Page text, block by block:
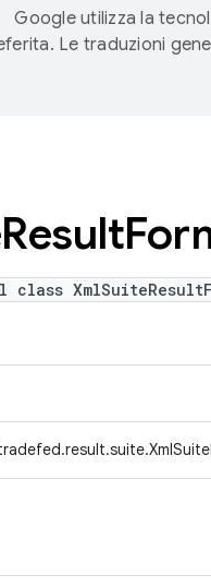
Google utilizza la
Le traduzioni
Result